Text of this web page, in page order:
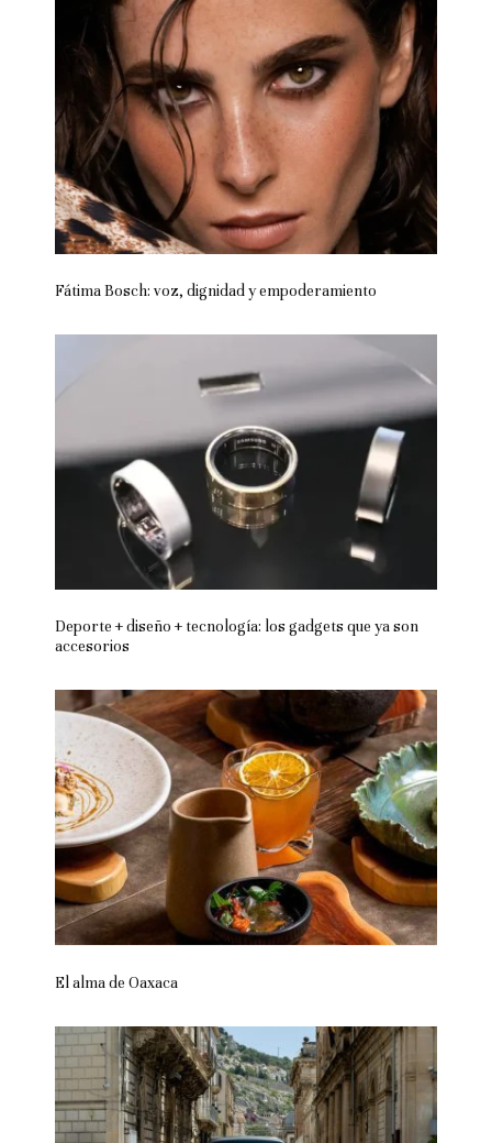
Fátima Bosch: voz, dignidad y empoderamiento
Deporte + diseño + tecnología: los gadgets que ya son
accesorios
El alma de Oaxaca